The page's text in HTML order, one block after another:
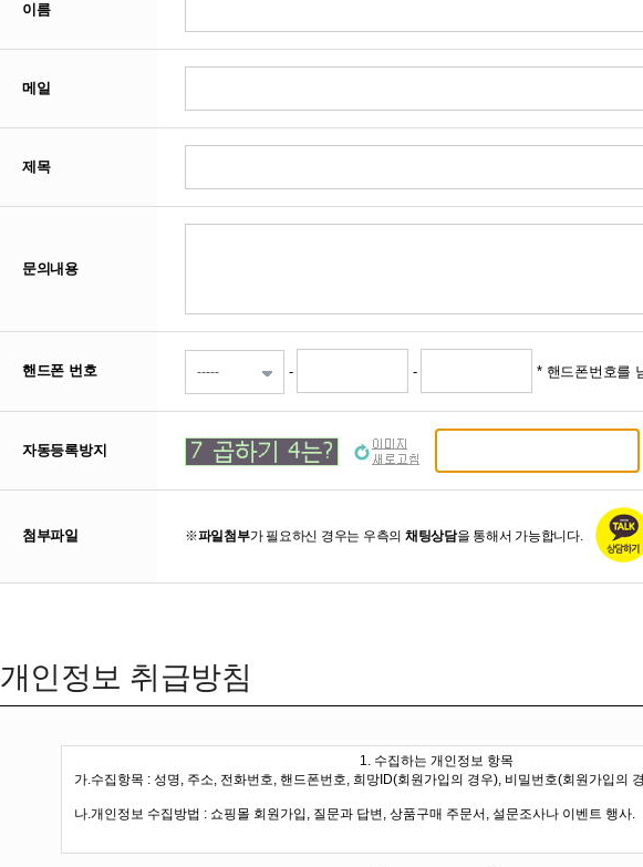
이름
메일
제목
문의내용
핸드폰 번호 - - * 핸드폰번호를
자동등록방지
첨부파일 ※파일첨부가 필요하신 경우는 우측의 채팅상담을 통해서 가능합니다.
개인정보 취급방침